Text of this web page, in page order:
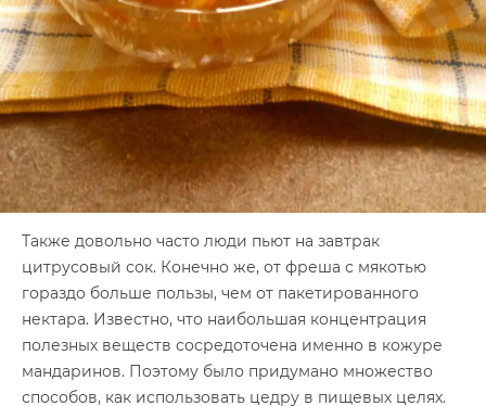
Также довольно часто люди пьют на завтрак
цитрусовый сок. Конечно же, от фреша с мякотью
гораздо больше пользы, чем от пакетированного
нектара. Известно, что наибольшая концентрация
полезных веществ сосредоточена именно в кожуре
мандаринов. Поэтому было придумано множество
способов, как использовать цедру в пищевых целях.